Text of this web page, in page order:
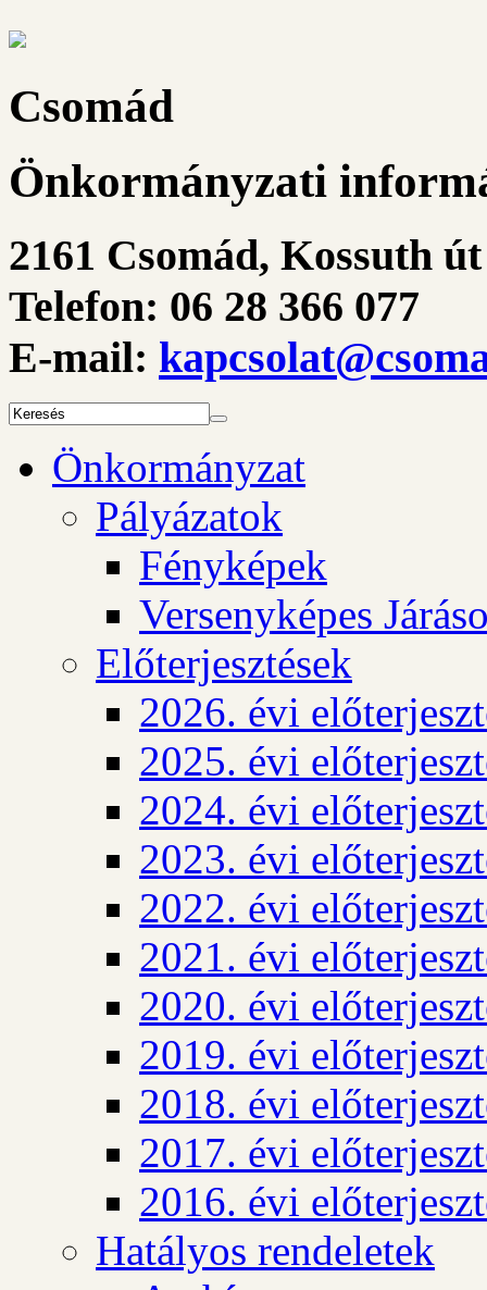
Csomád
Önkormányzati
2161 Csomád, Kossuth
Telefon: 06 28 366 077
E-mail:
Önkormányzat
Pályázatok
Fényképek
Versenyképes
Előterjesztések
2026. évi
2025. évi
2024. évi
2023. évi
2022. évi
2021. évi
2020. évi
2019. évi
2018. évi
2017. évi
2016. évi
Hatályos rendeletek